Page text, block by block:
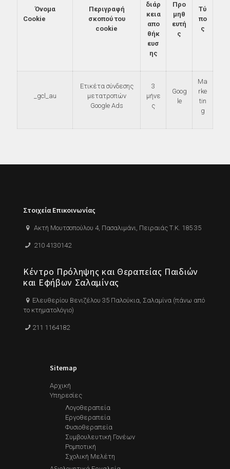
Όνομα
Cookie
Περιγραφή
σκοπού του
cookie
διάρ
κεια
απο
θήκ
ευσ
ης
Προ
μηθ
ευτή
ς
Τύ
πο
ς
_gcl_au
Ετικέτα σύνδεσης
μετατροπών
Google Ads
3
μήνε
ς
Goog
le
Ma
rke
tin
g
Στοιχεία Eπικοινωνίας
Ακτή Μουτσοπούλου 4, Πασαλιμάνι, Πειραιάς Τ.Κ. 185 35
210 4130142
Κέντρο Πρόληψης και Θεραπείας Παιδιών
και Εφήβων Σαλαμίνας
Ελευθερίου Βενιζέλου 35 Παλούκια, Σαλαμίνα (πάνω από
το κτηματολόγιο)
211 1164182
Sitemap
Αρχική
Υπηρεσίες
Λογοθεραπεία
Εργοθεραπεία
Φυσιοθεραπεία
Συμβουλευτική Γονέων
Ρομποτική
Σχολική Μελέτη